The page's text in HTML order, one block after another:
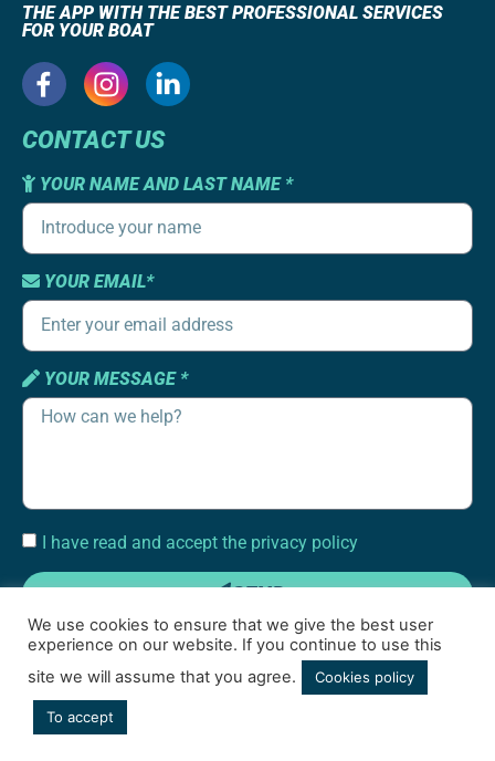
THE APP WITH THE BEST PROFESSIONAL SERVICES
FOR YOUR BOAT
CONTACT US
YOUR NAME AND LAST NAME *
YOUR EMAIL*
YOUR MESSAGE *
I have read and accept the privacy policy
SEND
Terms of use
We use cookies to ensure that we give the best user
experience on our website. If you continue to use this
site we will assume that you agree.
Cookies policy
To accept